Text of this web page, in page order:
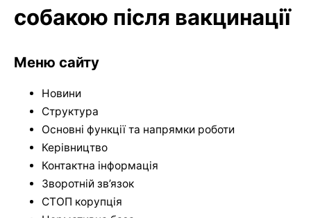
собакою після вакцинації
Меню сайту
Новини
Структура
Основні функції та напрямки роботи
Керівництво
Контактна інформація
Зворотній зв’язок
СТОП корупція